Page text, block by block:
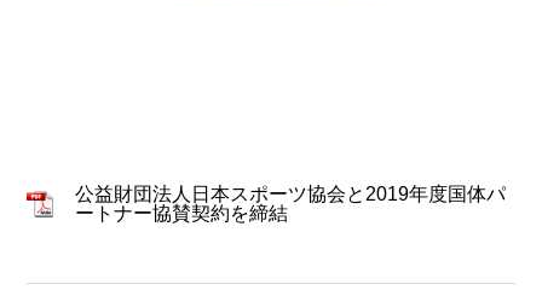
公益財団法人日本スポーツ協会と2019年度国体パ
ートナー協賛契約を締結